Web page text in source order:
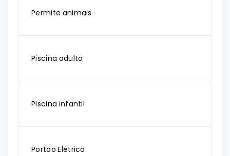
Permite animais
Piscina adulto
Piscina infantil
Portão Elétrico